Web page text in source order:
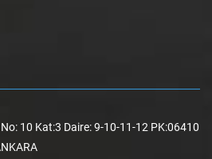
10 Kat:3 Daire: 9-10-11-12 PK:06410